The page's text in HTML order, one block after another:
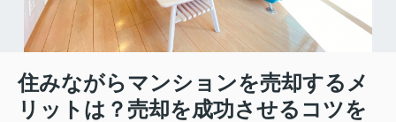
住みながらマンションを売却するメ
リットは？売却を成功させるコツを